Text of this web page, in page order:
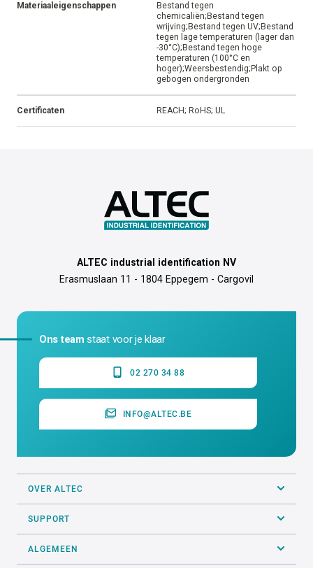
Materiaaleigenschappen
Bestand tegen
chemicaliën;Bestand tegen
wrijving;Bestand tegen UV;Bestand
tegen lage temperaturen (lager dan
-30°C);Bestand tegen hoge
temperaturen (100°C en
hoger);Weersbestendig;Plakt op
gebogen ondergronden
Certificaten REACH; RoHS; UL
ALTEC industrial identification NV
Erasmuslaan 11 - 1804 Eppegem - Cargovil
Ons team staat voor je klaar
02 270 34 88
INFO@ALTEC.BE
OVER ALTEC
SUPPORT
ALGEMEEN